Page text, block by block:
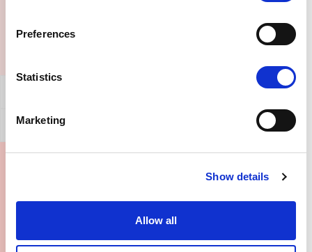
Preferences
Statistics
Marketing
Show details
Allow all
Jak obalić ten argument?
Gdzie mogę dowiedzieć się więcej?